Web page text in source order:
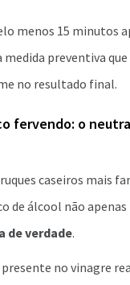
menos 15 minutos
medida preventiva
no resultado final.
fervendo: o
caseiros mais
de álcool não
de verdade.
no vinagre